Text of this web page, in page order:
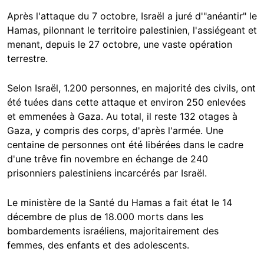
Après l'attaque du 7 octobre, Israël a juré d'"anéantir" le
Hamas, pilonnant le territoire palestinien, l'assiégeant et
menant, depuis le 27 octobre, une vaste opération
terrestre.
Selon Israël, 1.200 personnes, en majorité des civils, ont
été tuées dans cette attaque et environ 250 enlevées
et emmenées à Gaza. Au total, il reste 132 otages à
Gaza, y compris des corps, d'après l'armée. Une
centaine de personnes ont été libérées dans le cadre
d'une trêve fin novembre en échange de 240
prisonniers palestiniens incarcérés par Israël.
Le ministère de la Santé du Hamas a fait état le 14
décembre de plus de 18.000 morts dans les
bombardements israéliens, majoritairement des
femmes, des enfants et des adolescents.